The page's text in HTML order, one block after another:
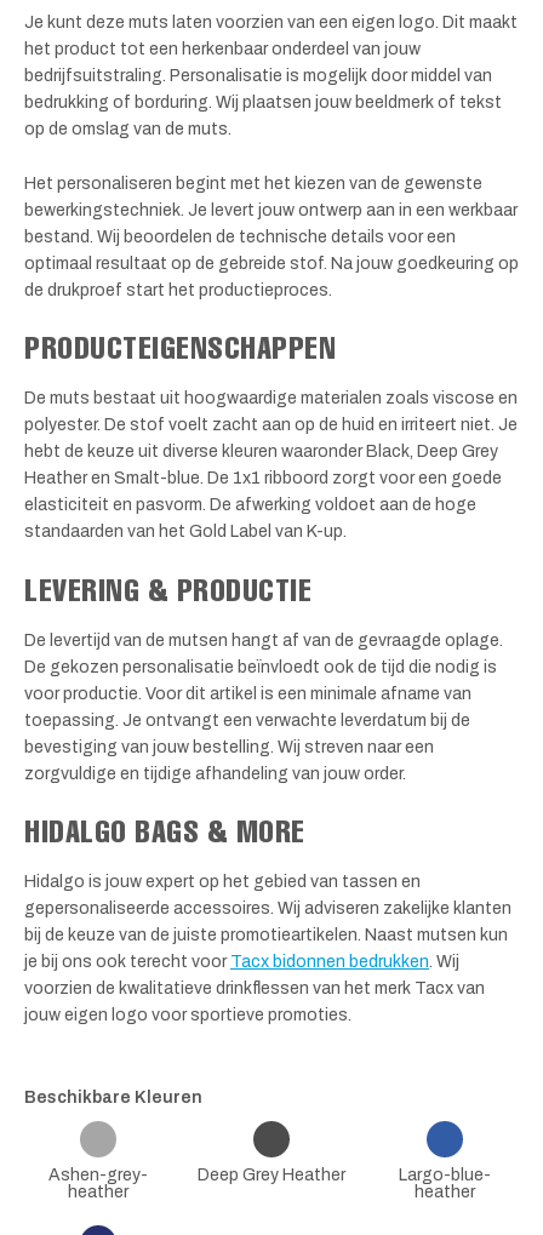
Je kunt deze muts laten voorzien van een eigen logo. Dit maakt
het product tot een herkenbaar onderdeel van jouw
bedrijfsuitstraling. Personalisatie is mogelijk door middel van
bedrukking of borduring. Wij plaatsen jouw beeldmerk of tekst
op de omslag van de muts.
Het personaliseren begint met het kiezen van de gewenste
bewerkingstechniek. Je levert jouw ontwerp aan in een werkbaar
bestand. Wij beoordelen de technische details voor een
optimaal resultaat op de gebreide stof. Na jouw goedkeuring op
de drukproef start het productieproces.
PRODUCTEIGENSCHAPPEN
De muts bestaat uit hoogwaardige materialen zoals viscose en
polyester. De stof voelt zacht aan op de huid en irriteert niet. Je
hebt de keuze uit diverse kleuren waaronder Black, Deep Grey
Heather en Smalt-blue. De 1x1 ribboord zorgt voor een goede
elasticiteit en pasvorm. De afwerking voldoet aan de hoge
standaarden van het Gold Label van K-up.
LEVERING & PRODUCTIE
De levertijd van de mutsen hangt af van de gevraagde oplage.
De gekozen personalisatie beïnvloedt ook de tijd die nodig is
voor productie. Voor dit artikel is een minimale afname van
toepassing. Je ontvangt een verwachte leverdatum bij de
bevestiging van jouw bestelling. Wij streven naar een
zorgvuldige en tijdige afhandeling van jouw order.
HIDALGO BAGS & MORE
Hidalgo is jouw expert op het gebied van tassen en
gepersonaliseerde accessoires. Wij adviseren zakelijke klanten
bij de keuze van de juiste promotieartikelen. Naast mutsen kun
je bij ons ook terecht voor Tacx bidonnen bedrukken . Wij
voorzien de kwalitatieve drinkflessen van het merk Tacx van
jouw eigen logo voor sportieve promoties.
Beschikbare Kleuren
Ashen-grey-
heather
Deep Grey Heather
Largo-blue-
heather